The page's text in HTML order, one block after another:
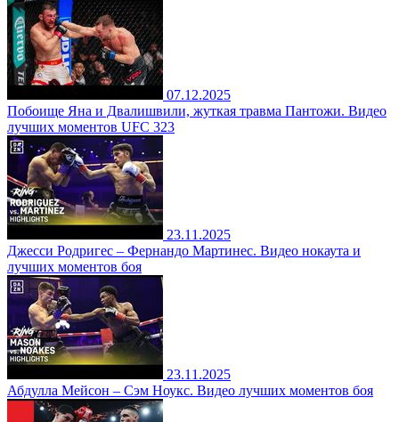
07.12.2025
Побоище Яна и Двалишвили, жуткая травма Пантожи. Видео
лучших моментов UFC 323
23.11.2025
Джесси Родригес – Фернандо Мартинес. Видео нокаута и
лучших моментов боя
23.11.2025
Абдулла Мейсон – Сэм Ноукс. Видео лучших моментов боя